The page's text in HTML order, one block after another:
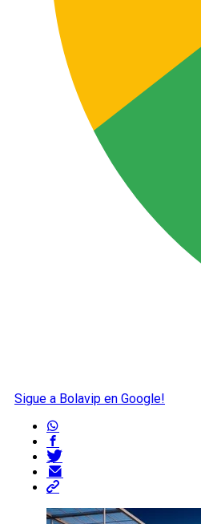
Sigue a Bolavip en Google!